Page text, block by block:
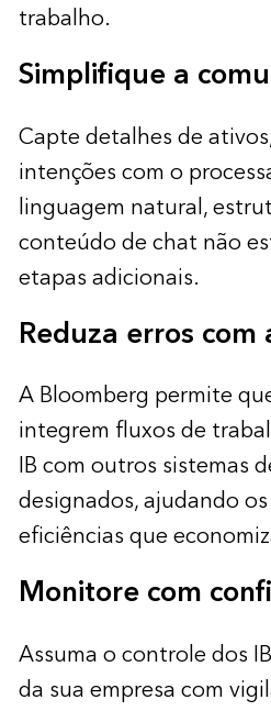
trabalho.
Simplifique a
Capte detalhes de
intenções com o
linguagem natural,
conteúdo de chat não
etapas adicionais.
Reduza erros
A Bloomberg permite
integrem fluxos de
IB com outros sistemas
designados, ajudando
eficiências que
Monitore com
Assuma o controle dos
da sua empresa com